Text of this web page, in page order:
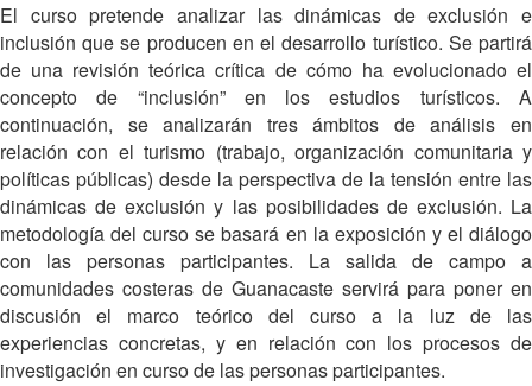
El curso pretende analizar las dinámicas de exclusión e
inclusión que se producen en el desarrollo turístico. Se partirá
de una revisión teórica crítica de cómo ha evolucionado el
concepto de “inclusión” en los estudios turísticos. A
continuación, se analizarán tres ámbitos de análisis en
relación con el turismo (trabajo, organización comunitaria y
políticas públicas) desde la perspectiva de la tensión entre las
dinámicas de exclusión y las posibilidades de exclusión. La
metodología del curso se basará en la exposición y el diálogo
con las personas participantes. La salida de campo a
comunidades costeras de Guanacaste servirá para poner en
discusión el marco teórico del curso a la luz de las
experiencias concretas, y en relación con los procesos de
investigación en curso de las personas participantes.